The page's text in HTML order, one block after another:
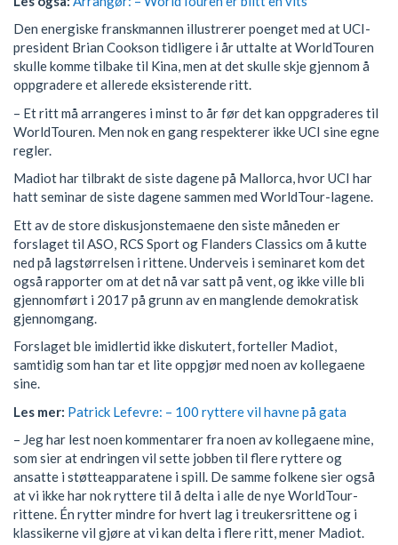
Den energiske franskmannen illustrerer poenget med at UCI-
president Brian Cookson tidligere i år uttalte at WorldTouren
skulle komme tilbake til Kina, men at det skulle skje gjennom å
oppgradere et allerede eksisterende ritt.
– Et ritt må arrangeres i minst to år før det kan oppgraderes til
WorldTouren. Men nok en gang respekterer ikke UCI sine egne
regler.
Madiot har tilbrakt de siste dagene på Mallorca, hvor UCI har
hatt seminar de siste dagene sammen med WorldTour-lagene.
Ett av de store diskusjonstemaene den siste måneden er
forslaget til ASO, RCS Sport og Flanders Classics om å kutte
ned på lagstørrelsen i rittene. Underveis i seminaret kom det
også rapporter om at det nå var satt på vent, og ikke ville bli
gjennomført i 2017 på grunn av en manglende demokratisk
gjennomgang.
Forslaget ble imidlertid ikke diskutert, forteller Madiot,
samtidig som han tar et lite oppgjør med noen av kollegaene
sine.
Les mer: Patrick Lefevre: – 100 ryttere vil havne på gata
– Jeg har lest noen kommentarer fra noen av kollegaene mine,
som sier at endringen vil sette jobben til flere ryttere og
ansatte i støtteapparatene i spill. De samme folkene sier også
at vi ikke har nok ryttere til å delta i alle de nye WorldTour-
rittene. Én rytter mindre for hvert lag i treukersrittene og i
klassikerne vil gjøre at vi kan delta i flere ritt, mener Madiot.